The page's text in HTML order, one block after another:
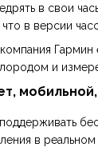
в свои
в версии
и
в